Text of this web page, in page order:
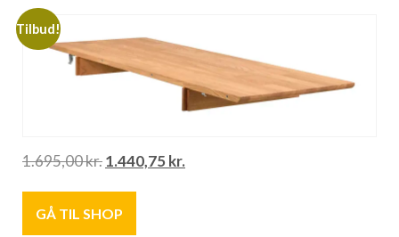
Tilbud!
1.695,00kr.1.440,75kr.
GÅ TIL SHOP